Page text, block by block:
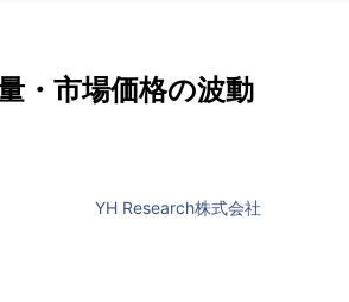
・市場価格の波動
YH Research株式会社